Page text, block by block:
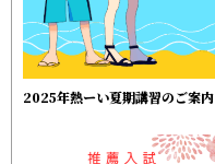
2025年熱ーい夏期講習のご案内